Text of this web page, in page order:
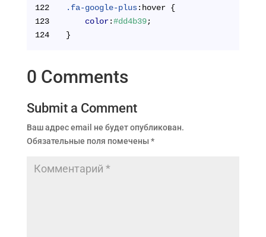
122
.fa-google-plus:hover {
123
color:#dd4b39;
124
}
0 Comments
Submit a Comment
Ваш адрес email не будет опубликован.
Обязательные поля помечены*